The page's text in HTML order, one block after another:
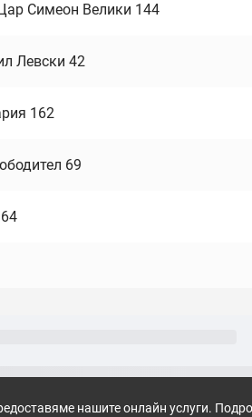
Симеон Велики 144
Левски 42
162
69
нашите онлайн услуги.